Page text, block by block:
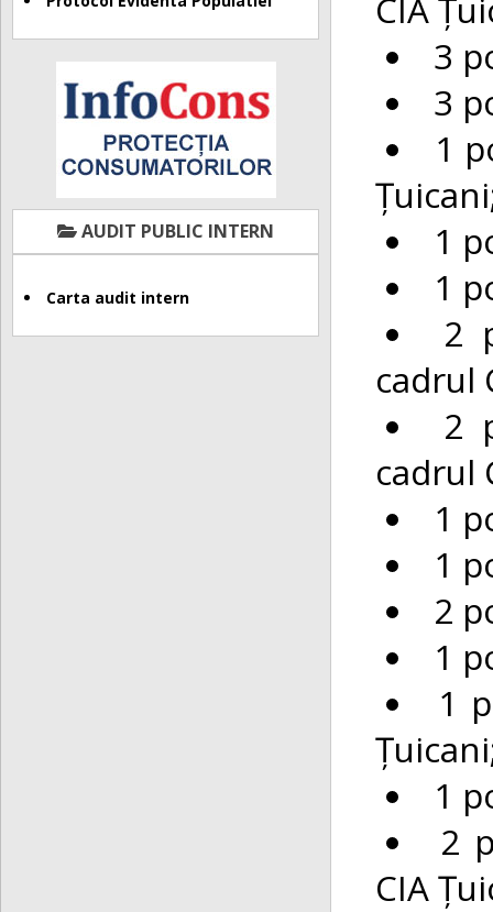
AUDIT PUBLIC INTERN
Carta audit intern
3
3
1
1
1
2
cadrul
2
cadrul
1
1
2
1
1
1
2
CIA